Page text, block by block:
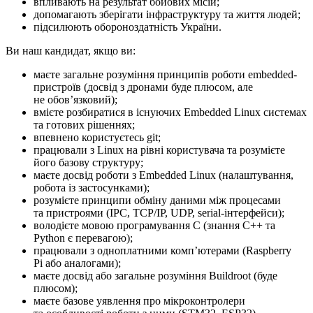
допомагають зберігати інфраструктуру та життя людей;
підсилюють обороноздатність України.
Ви наш кандидат, якщо ви:
маєте загальне розуміння принципів роботи embedded-
пристроїв (досвід з дронами буде плюсом, але
не обовʼязковий);
вмієте розбиратися в існуючих Embedded Linux системах
та готових рішеннях;
впевнено користуєтесь git;
працювали з Linux на рівні користувача та розумієте
його базову структуру;
маєте досвід роботи з Embedded Linux (налаштування,
робота із застосунками);
розумієте принципи обміну даними між процесами
та пристроями (IPC, TCP/IP, UDP, serial-інтерфейси);
володієте мовою програмування C (знання C++ та
Python є перевагою);
працювали з одноплатними компʼютерами (Raspberry
Pi або аналогами);
маєте досвід або загальне розуміння Buildroot (буде
плюсом);
маєте базове уявлення про мікроконтролери